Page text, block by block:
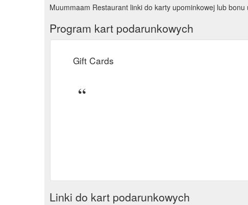
Muummaam Restaurant linki do karty upominkowej lub
Program kart podarunkowych
Gift Cards
Linki do kart podarunkowych